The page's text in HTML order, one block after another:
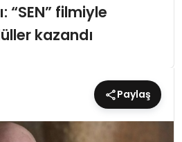
“SEN” filmiyle
kazandı
Paylaş